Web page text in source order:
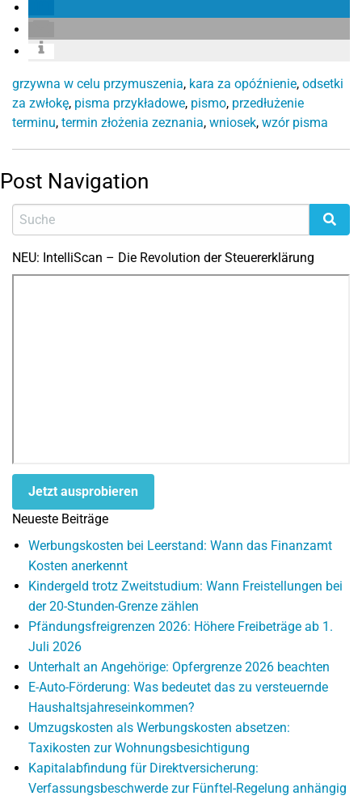
grzywna w celu przymuszenia, kara za opóźnienie, odsetki
za zwłokę, pisma przykładowe, pismo, przedłużenie
terminu, termin złożenia zeznania, wniosek, wzór pisma
Post Navigation
NEU: IntelliScan – Die Revolution der Steuererklärung
Jetzt ausprobieren
Neueste Beiträge
Werbungskosten bei Leerstand: Wann das Finanzamt
Kosten anerkennt
Kindergeld trotz Zweitstudium: Wann Freistellungen bei
der 20-Stunden-Grenze zählen
Pfändungsfreigrenzen 2026: Höhere Freibeträge ab 1.
Juli 2026
Unterhalt an Angehörige: Opfergrenze 2026 beachten
E-Auto-Förderung: Was bedeutet das zu versteuernde
Haushaltsjahreseinkommen?
Umzugskosten als Werbungskosten absetzen:
Taxikosten zur Wohnungsbesichtigung
Kapitalabfindung für Direktversicherung:
Verfassungsbeschwerde zur Fünftel-Regelung anhängig